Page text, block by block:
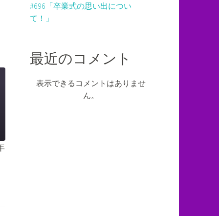
#696「卒業式の思い出につい
て！」
最近のコメント
表示できるコメントはありませ
ん。